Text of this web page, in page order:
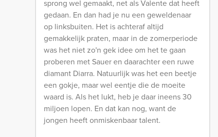
sprong wel gemaakt, net als Valente dat heeft
gedaan. En dan had je nu een geweldenaar
op linksbuiten. Het is achteraf altijd
gemakkelijk praten, maar in de zomerperiode
was het niet zo'n gek idee om het te gaan
proberen met Sauer en daarachter een ruwe
diamant Diarra. Natuurlijk was het een beetje
een gokje, maar wel eentje die de moeite
waard is. Als het lukt, heb je daar ineens 30
miljoen lopen. En dat kan nog, want de
jongen heeft onmiskenbaar talent.